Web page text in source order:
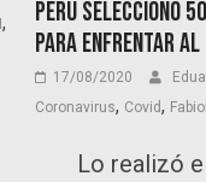
,
Perú seleccionó
para enfrentar al
17/08/2020
Coronavirus, Covid,
Lo realizó